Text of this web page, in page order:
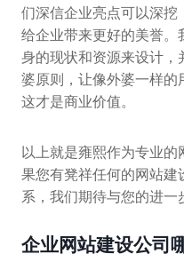
们深信企业亮点可以深挖
给企业带来更好的美誉。
身的现状和资源来设计，
婆原则，让像外婆一样的
这才是商业价值。
以上就是雍熙作为专业
果您有凳祥任何的网站建
系，我们期待与您的进一
企业网站建设公司